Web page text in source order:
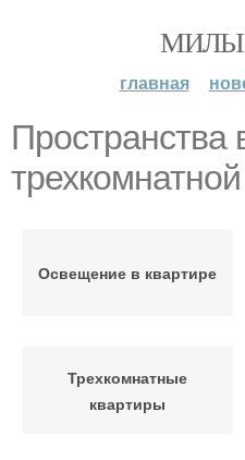
главная
Пространства
Освещение в квартире
Трехкомнатные
квартиры